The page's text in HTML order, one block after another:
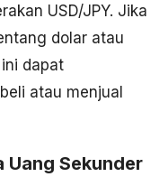
USD/JPY. Jika
dolar atau
dapat
atau menjual
Uang Sekunder